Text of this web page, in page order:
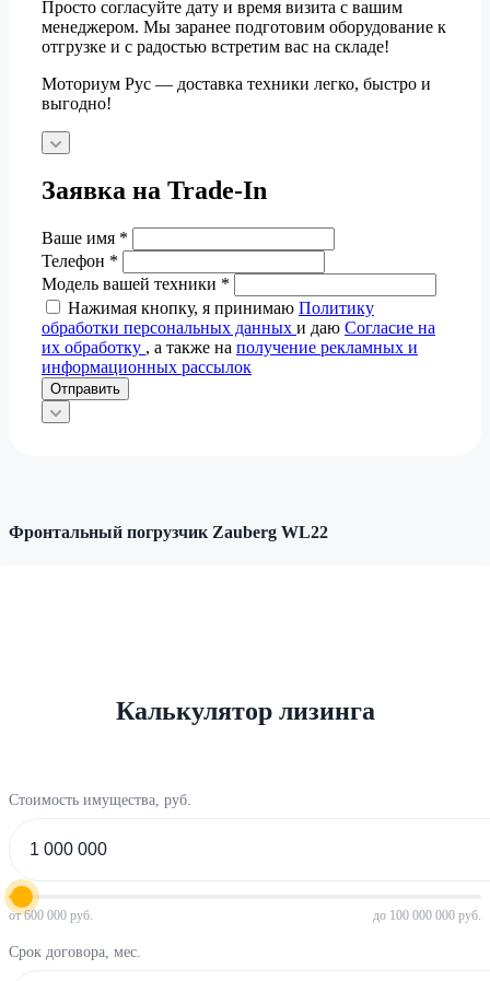
Просто согласуйте дату и время визита с вашим
менеджером. Мы заранее подготовим оборудование к
отгрузке и с радостью встретим вас на складе!
Моториум Рус — доставка техники легко, быстро и
выгодно!
Заявка на Trade-In
Ваше имя *
Телефон *
Модель вашей техники *
Нажимая кнопку, я принимаю Политику
обработки персональных данных и даю Согласие на
их обработку , а также на получение рекламных и
информационных рассылок
Отправить
Фронтальный погрузчик Zauberg WL22
Калькулятор лизинга
Стоимость имущества, руб.
от 600 000 руб. до 100 000 000 руб.
Срок договора, мес.